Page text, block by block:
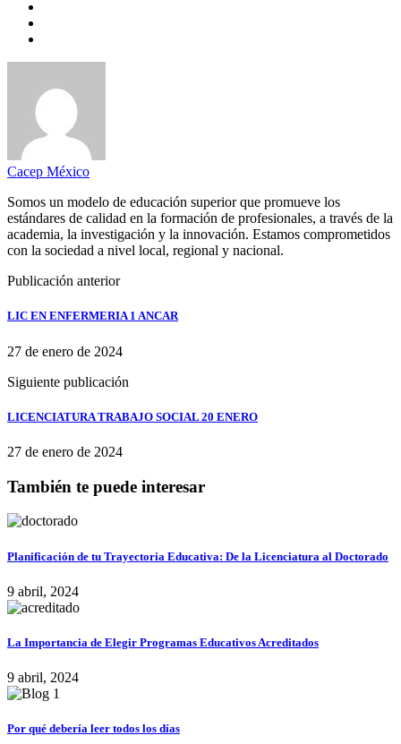
Cacep México
Somos un modelo de educación superior que promueve los
estándares de calidad en la formación de profesionales, a través de la
academia, la investigación y la innovación. Estamos comprometidos
con la sociedad a nivel local, regional y nacional.
Publicación anterior
LIC EN ENFERMERIA 1 ANCAR
27 de enero de 2024
Siguiente publicación
LICENCIATURA TRABAJO SOCIAL 20 ENERO
27 de enero de 2024
También te puede interesar
Planificación de tu Trayectoria Educativa: De la Licenciatura al Doctorado
9 abril, 2024
La Importancia de Elegir Programas Educativos Acreditados
9 abril, 2024
Por qué debería leer todos los días